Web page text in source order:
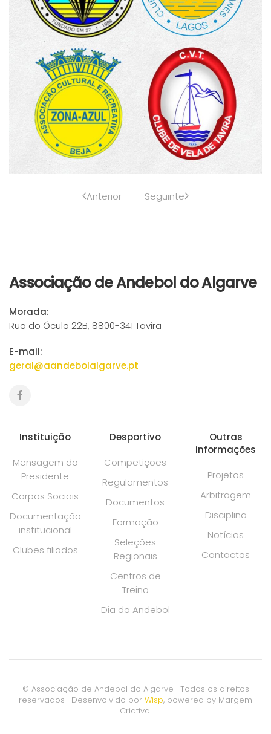
Anterior Seguinte
Associação de Andebol do Algarve
Morada:
Rua do Óculo 22B, 8800-341 Tavira
E-mail:
geral@aandebolalgarve.pt
Instituição
Mensagem do
Presidente
Corpos Sociais
Documentação
institucional
Clubes filiados
Desportivo
Competições
Regulamentos
Documentos
Formação
Seleções
Regionais
Centros de
Treino
Dia do Andebol
Outras
informações
Projetos
Arbitragem
Disciplina
Notícias
Contactos
© Associação de Andebol do Algarve | Todos os direitos
reservados | Desenvolvido por Wisp, powered by Margem
Criativa.